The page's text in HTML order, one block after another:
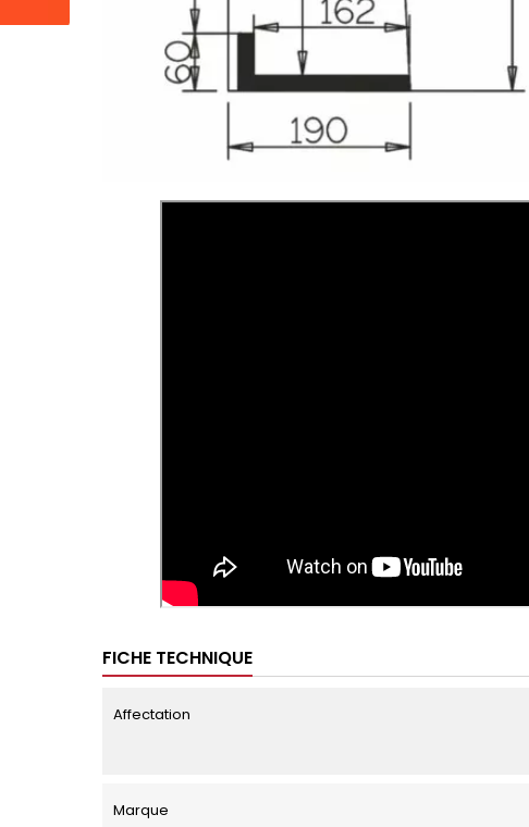
FICHE TECHNIQUE
Affectation
Marque